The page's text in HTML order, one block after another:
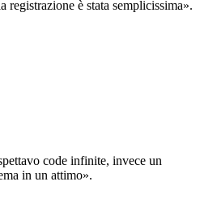
registrazione è stata semplicissima».
code infinite, invece un
in un attimo».